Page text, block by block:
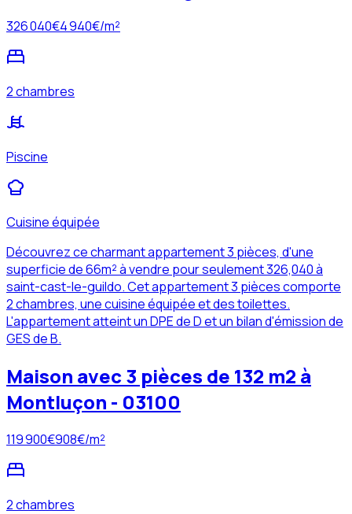
326 040€4 940€/m²
2 chambres
Piscine
Cuisine équipée
Découvrez ce charmant appartement 3 pièces, d'une
superficie de 66m² à vendre pour seulement 326,040 à
saint-cast-le-guildo. Cet appartement 3 pièces comporte
2 chambres, une cuisine équipée et des toilettes.
L'appartement atteint un DPE de D et un bilan d'émission de
GES de B.
Maison avec 3 pièces de 132 m2 à
Montluçon - 03100
119 900€908€/m²
2 chambres